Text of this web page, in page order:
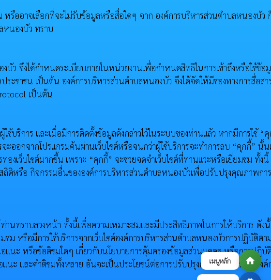
เมนูหลัก home
รืออาจเลือกที่จะไม่รับข้อมูลหรือสื่อใดๆ จาก องค์การบริหารส่วนตำบลหนองบัว
หนองบัว ทราบ
ว จึงได้กำหนดระเบียบภายในหน่วยงานเพื่อกำหนดสิทธิในการเข้าถึงหรือใช้ข้อ
ะชาชน เป็นต้น องค์การบริหารส่วนตำบลหนองบัว จึงได้จัดให้มีช่องทางการสื่อส
เป็นต้น
บริการ และเมื่อมีการติดตั้งข้อมูลดังกล่าวไว้ในระบบของท่านแล้ว หากมีการใช้ “
ะออกจากโปรแกรมค้นผ่านเว็บไซต์หรือจนกว่าผู้ใช้บริการจะทำการลบ “คุกกี้” นั้น
เว็บไซต์มากขึ้น เพราะ “คุกกี้” จะช่วยจดจําเว็บไซต์ที่ท่านแวะหรือเยี่ยมชม ทั้งนี้
ถิติหรือ กิจกรรมอื่นขององค์การบริหารส่วนตำบลหนองบัวเพื่อปรับปรุงคุณภาพกา
นทราบล่วงหน้า ทั้งนี้เพื่อความเหมาะสมและมีประสิทธิภาพในการให้บริการ ดัง
หรือมีการใช้บริการจากเว็บไซต์องค์การบริหารส่วนตำบลหนองบัวการปฏิบัติตา
นะ หรือข้อติชมใดๆ เกี่ยวกับนโยบายการคุ้มครองข้อมูลส่วนบุคคล หรือการปฏิบั
และคําติชมทั้งหลาย อันจะเป็นประโยชน์ต่อการปรับปรุงการให้บริการขององค์